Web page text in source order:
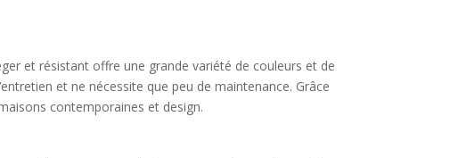
et résistant offre une grande variété de couleurs et de
et ne nécessite que peu de maintenance. Grâce
contemporaines et design.